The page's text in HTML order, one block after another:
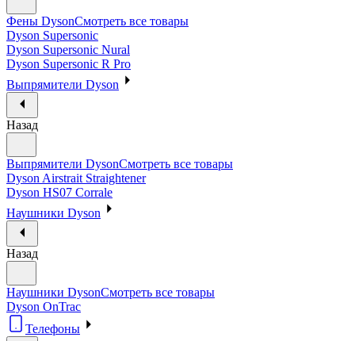
Фены DysonСмотреть все товары
Dyson Supersonic
Dyson Supersonic Nural
Dyson Supersonic R Pro
Выпрямители Dyson
Назад
Выпрямители DysonСмотреть все товары
Dyson Airstrait Straightener
Dyson HS07 Corrale
Наушники Dyson
Назад
Наушники DysonСмотреть все товары
Dyson OnTrac
Телефоны